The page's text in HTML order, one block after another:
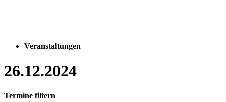
Veranstaltungen
26.12.2024
Termine filtern